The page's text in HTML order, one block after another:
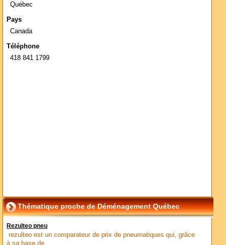
Québec
Pays
Canada
Téléphone
418 841 1799
Thématique proche de Déménagement Québec
Rezulteo pneu
rezulteo est un comparateur de prix de pneumatiques qui, grâce
à sa base de...